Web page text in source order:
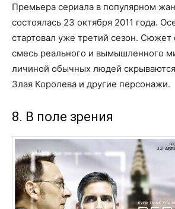
Премьера сериала в популярном
состоялась 23 октября 2011 года.
стартовал уже третий сезон. Сюжет
смесь реального и вымышленного
личиной обычных людей
Злая Королева и другие персонажи.
8. В поле зрения